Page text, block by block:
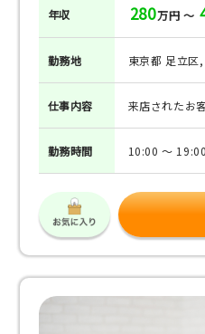
年収 280万円 ～
勤務地 東京都 足立区,
仕事内容 来店されたお
勤務時間 10:00 ～ 19:00